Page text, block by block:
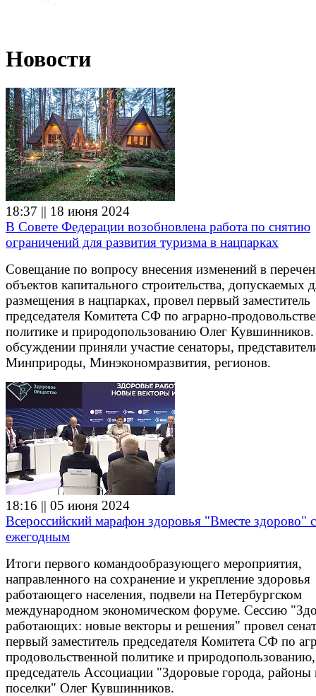
Новости
18:37 || 18 июня 2024
В Совете Федерации возобновлена работа по снятию
ограничений для развития туризма в нацпарках
Совещание по вопросу внесения изменений в
объектов капитального строительства, допускаемых
размещения в нацпарках, провел первый заместитель
председателя Комитета СФ по аграрно-
политике и природопользованию Олег
обсуждении приняли участие сенаторы,
Минприроды, Минэкономразвития, регионов.
18:16 || 05 июня 2024
Всероссийский марафон здоровья "Вместе здорово"
ежегодным
Итоги первого командообразующего мероприятия,
направленного на сохранение и укрепление здоровья
работающего населения, подвели на Петербургском
международном экономическом форуме. Сессию
работающих: новые векторы и решения" провел
первый заместитель председателя Комитета СФ по
продовольственной политике и природопользованию,
председатель Ассоциации "Здоровые города, районы
поселки" Олег Кувшинников.